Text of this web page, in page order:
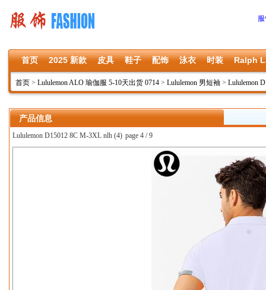
首页 2025 新款 皮具 鞋子 配饰 泳衣 时装 Ralph
首页 > Lululemon ALO 瑜伽服 5-10天出货 0714 > Lululemon 男短袖 > Lululemon
产品信息
Lululemon D15012 8C M-3XL nlh (4) page 4 / 9